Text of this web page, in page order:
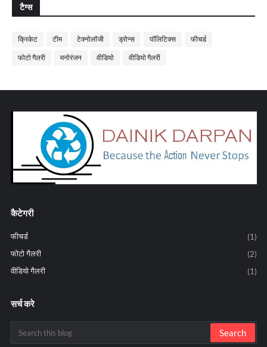
टैग्स
क्रिकेट टीम टेक्नोलॉजी ड्रोन्स पॉलिटिक्स फीचर्ड
फोटो गैलरी मनोरंजन वीडियो वीडियो गैलरी
कैटेगरी
फीचर्ड
(1)
फोटो गैलरी
(2)
वीडियो गैलरी
(1)
सर्च करे